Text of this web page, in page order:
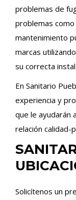
problemas de
problemas
mantenimiento
marcas
su correcta
En Sanitario
experiencia y
que le ayudarán
relación calidad-
Solicítenos un